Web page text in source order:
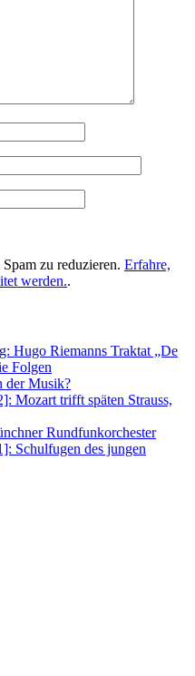
zu reduzieren. Erfahre,
werden..
Hugo Riemanns Traktat „De
Folgen
der Musik?
Mozart trifft späten Strauss,
Rundfunkorchester
Schulfugen des jungen